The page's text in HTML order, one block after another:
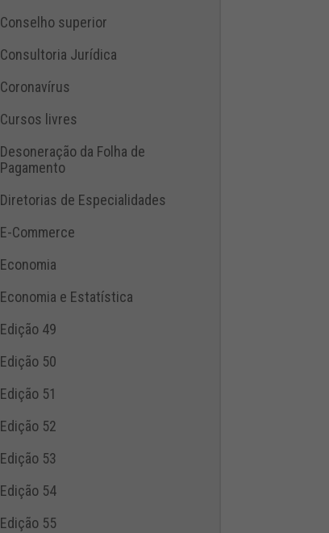
Conselho superior
Consultoria Jurídica
Coronavírus
Cursos livres
Desoneração da Folha de
Pagamento
Diretorias de Especialidades
E-Commerce
Economia
Economia e Estatística
Edição 49
Edição 50
Edição 51
Edição 52
Edição 53
Edição 54
Edição 55